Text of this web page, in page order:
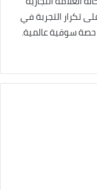
تكرار التجربة في
حصة سوقية عالمية.